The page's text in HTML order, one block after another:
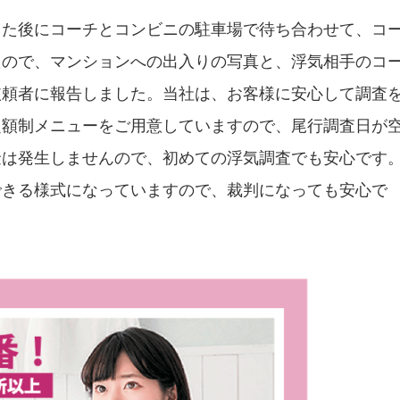
後にコーチとコンビニの駐車場で待ち合わせて、コ
で、マンションへの出入りの写真と、浮気相手のコ
者に報告しました。当社は、お客様に安心して調査
制メニューをご用意していますので、尾行調査日が
発生しませんので、初めての浮気調査でも安心です
る様式になっていますので、裁判になっても安心で